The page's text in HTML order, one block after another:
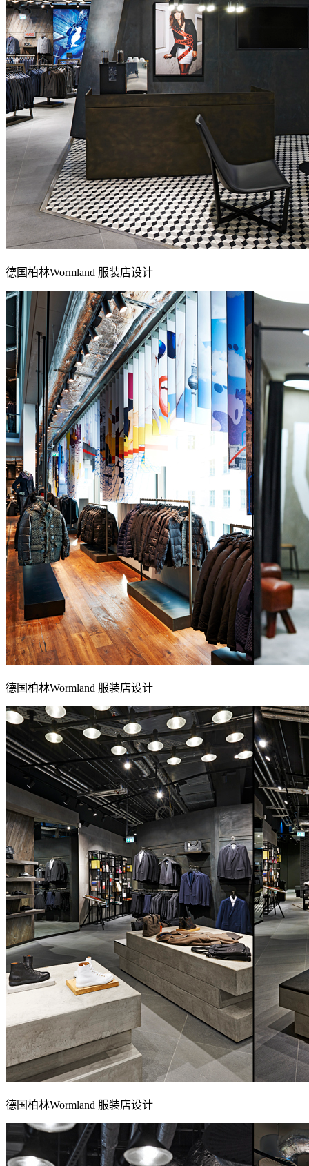
德国柏林Wormland 服装店设计
德国柏林Wormland 服装店设计
德国柏林Wormland 服装店设计